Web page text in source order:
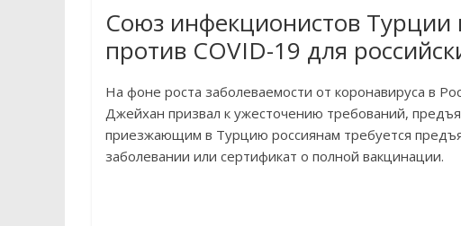
Союз инфекционистов
против COVID-19 для
На фоне роста заболеваемости от коронавируса в
Джейхан призвал к ужесточению требований,
приезжающим в Турцию россиянам требуется
заболевании или сертификат о полной вакцинации.